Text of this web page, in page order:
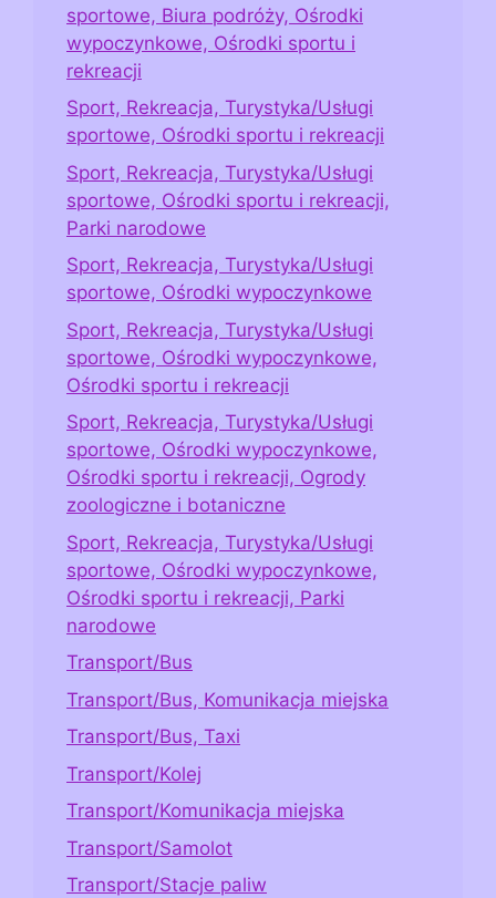
sportowe, Biura podróży, Ośrodki
wypoczynkowe, Ośrodki sportu i
rekreacji
Sport, Rekreacja, Turystyka/Usługi
sportowe, Ośrodki sportu i rekreacji
Sport, Rekreacja, Turystyka/Usługi
sportowe, Ośrodki sportu i rekreacji,
Parki narodowe
Sport, Rekreacja, Turystyka/Usługi
sportowe, Ośrodki wypoczynkowe
Sport, Rekreacja, Turystyka/Usługi
sportowe, Ośrodki wypoczynkowe,
Ośrodki sportu i rekreacji
Sport, Rekreacja, Turystyka/Usługi
sportowe, Ośrodki wypoczynkowe,
Ośrodki sportu i rekreacji, Ogrody
zoologiczne i botaniczne
Sport, Rekreacja, Turystyka/Usługi
sportowe, Ośrodki wypoczynkowe,
Ośrodki sportu i rekreacji, Parki
narodowe
Transport/Bus
Transport/Bus, Komunikacja miejska
Transport/Bus, Taxi
Transport/Kolej
Transport/Komunikacja miejska
Transport/Samolot
Transport/Stacje paliw